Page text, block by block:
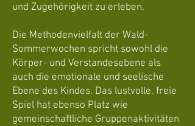
und Zugehörigkeit zu erleben.
Die Methodenvielfalt der Wald-
Sommerwochen spricht sowohl die
Körper- und Verstandesebene als
auch die emotionale und seelische
Ebene des Kindes. Das lustvolle, freie
Spiel hat ebenso Platz wie
gemeinschaftliche Gruppenaktivitäten